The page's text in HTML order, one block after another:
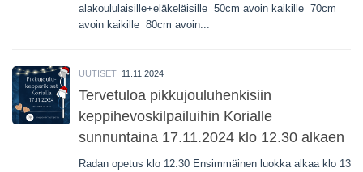
alakoululaisille+eläkeläisille 50cm avoin kaikille 70cm
avoin kaikille 80cm avoin...
UUTISET 11.11.2024
Tervetuloa pikkujouluhenkisiin
keppihevoskilpailuihin Korialle
sunnuntaina 17.11.2024 klo 12.30 alkaen
Radan opetus klo 12.30 Ensimmäinen luokka alkaa klo 13